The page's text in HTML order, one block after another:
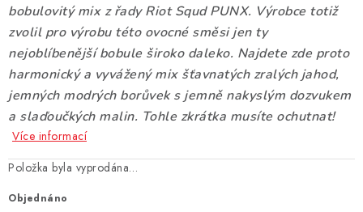
ZNAČKY
Vše o nákupu Jak reklamovat či vrátit zboží
Recenze
Kontakty
Prodejny Volná místa
bobulovitý mix z řady Riot Squd PUNX. Výrobce totiž
zvolil pro výrobu této ovocné směsi jen ty
nejoblíbenější bobule široko daleko. Najdete zde proto
harmonický a vyvážený mix šťavnatých zralých jahod,
jemných modrých borůvek s jemně nakyslým dozvukem
a slaďoučkých malin. Tohle zkrátka musíte ochutnat!
Více informací
Položka byla vyprodána…
Objednáno